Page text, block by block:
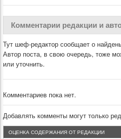
Комментарии редакции и
Тут шеф-редактор сообщает о
Автор поста, в свою очередь, тоже
или уточнить.
Комментариев пока нет.
Добавлять комменты могут только
ОЦЕНКА СОДЕРЖАНИЯ ОТ РЕДАКЦИИ